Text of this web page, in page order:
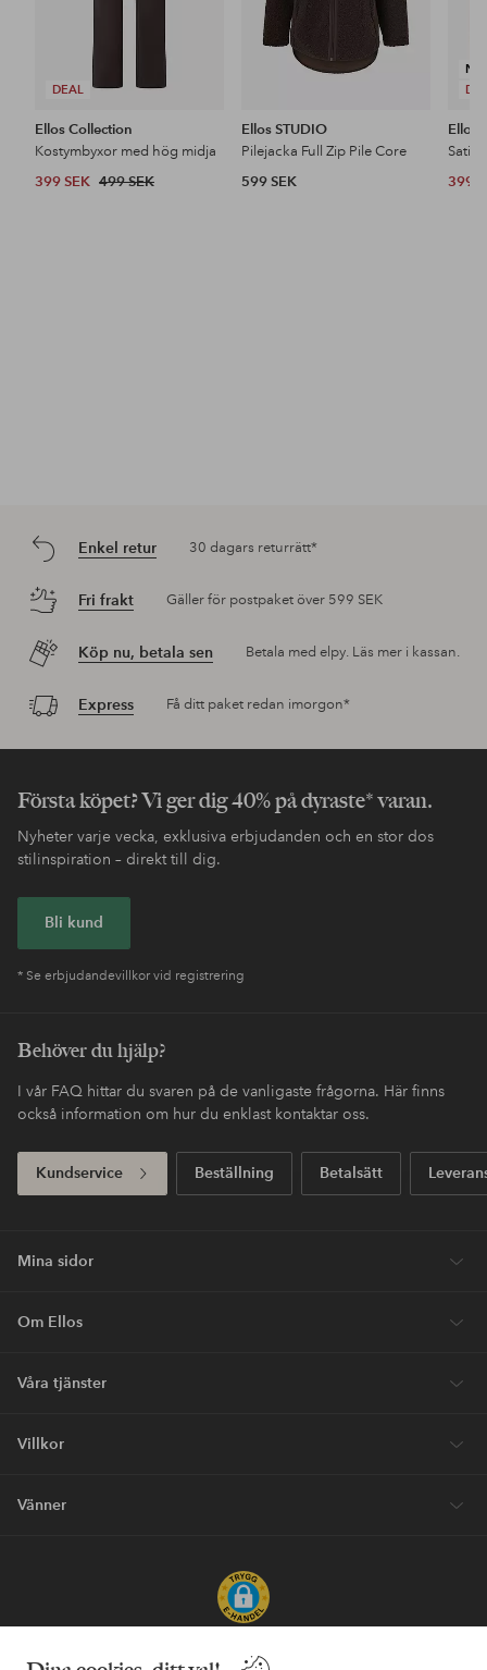
DEAL
Ellos Collection
Kostymbyxor med hög midja
399 SEK 499 SEK
Ellos STUDIO
Pilejacka Full Zip Pile Core
599 SEK
Ellos
399
Enkel retur 30 dagars returrätt*
Fri frakt Gäller för postpaket över 599 SEK
Köp nu, betala sen Betala med elpy. Läs mer i kassan.
Express Få ditt paket redan imorgon*
Första köpet? Vi ger dig 40% på dyraste* varan.
Nyheter varje vecka, exklusiva erbjudanden och en stor dos
stilinspiration – direkt till dig.
Bli kund
* Se erbjudandevillkor vid registrering
Behöver du hjälp?
I vår FAQ hittar du svaren på de vanligaste frågorna. Här finns
också information om hur du enklast kontaktar oss.
Kundservice Beställning Betalsätt
Mina sidor
Om Ellos
Våra tjänster
Villkor
Vänner
Säkra betalningar - Betala direkt eller dela upp